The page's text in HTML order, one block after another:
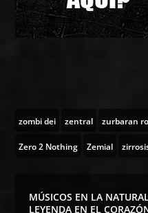
zombi dei zentral zurbaran
Zero 2 Nothing Zemial
MÚSICOS EN LA
LEYENDA EN EL